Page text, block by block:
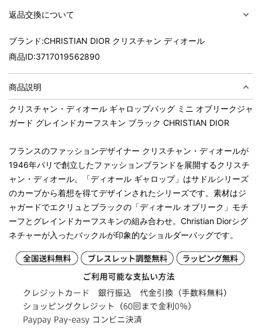
返品交換について
ブランド:CHRISTIAN DIOR クリスチャン ディオール
商品ID:3717019562890
商品説明
クリスチャン・ディオール ギャロップバッグ ミニ オブリークジャ
ガード グレインドカーフスキン ブラック CHRISTIAN DIOR
フランスのファッションデザイナー クリスチャン・ディオールが
1946年パリで創立したファッションブランドを展開するクリスチ
ャン・ディオール。「ディオール ギャロップ」はサドルシリーズ
のカーブから着想を得てデザインされたシリーズです。素材はジ
ャガードでエクリュとブラックの「ディオール オブリーク」モチ
ーフとグレインドカーフスキンの組み合わせ。Christian Diorシグ
ネチャーが入ったバックルが印象的なショルダーバッグです。